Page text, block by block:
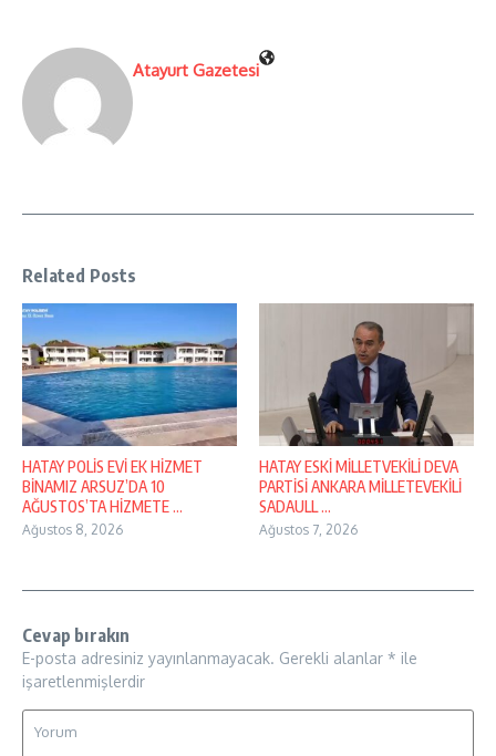
Atayurt Gazetesi
Related Posts
HATAY POLİS EVİ EK HİZMET
BİNAMIZ ARSUZ’DA 10
AĞUSTOS’TA HİZMETE ...
Ağustos 8, 2026
HATAY ESKİ MİLLETVEKİLİ DEVA
PARTİSİ ANKARA MİLLETEVEKİLİ
SADAULL ...
Ağustos 7, 2026
Cevap bırakın
E-posta adresiniz yayınlanmayacak. Gerekli alanlar * ile
işaretlenmişlerdir